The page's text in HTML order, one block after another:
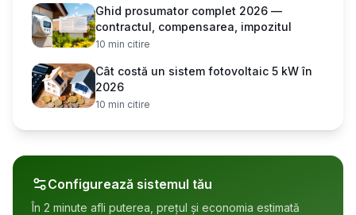
Ghid prosumator complet 2026 —
contractul, compensarea, impozitul
10 min citire
Cât costă un sistem fotovoltaic 5 kW în
2026
10 min citire
Configurează sistemul tău
În 2 minute afli puterea, prețul și economia estimată